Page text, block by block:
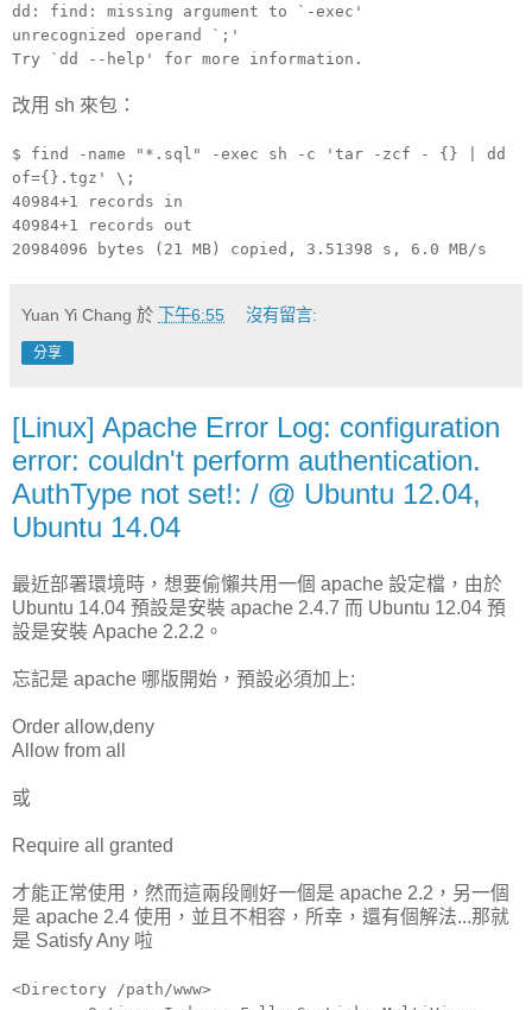
dd: find: missing argument to `-exec'
unrecognized operand `;'
Try `dd --help' for more information.
改用 sh 來包：
$ find -name "*.sql" -exec sh -c 'tar -zcf - {} | dd
of={}.tgz' \;
40984+1 records in
40984+1 records out
20984096 bytes (21 MB) copied, 3.51398 s, 6.0 MB/s
Yuan Yi Chang 於 下午6:55 沒有留言:
分享
[Linux] Apache Error Log: configuration
error: couldn't perform authentication.
AuthType not set!: / @ Ubuntu 12.04,
Ubuntu 14.04
最近部署環境時，想要偷懶共用一個 apache 設定檔，由於
Ubuntu 14.04 預設是安裝 apache 2.4.7 而 Ubuntu 12.04 預
設是安裝 Apache 2.2.2。
忘記是 apache 哪版開始，預設必須加上:
Order allow,deny
Allow from all
或
Require all granted
才能正常使用，然而這兩段剛好一個是 apache 2.2，另一個
是 apache 2.4 使用，並且不相容，所幸，還有個解法...那就
是 Satisfy Any 啦
<Directory /path/www>